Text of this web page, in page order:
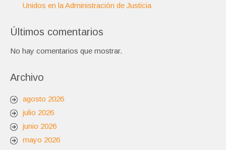
Unidos en la Administración de Justicia
Últimos comentarios
No hay comentarios que mostrar.
Archivo
agosto 2026
julio 2026
junio 2026
mayo 2026